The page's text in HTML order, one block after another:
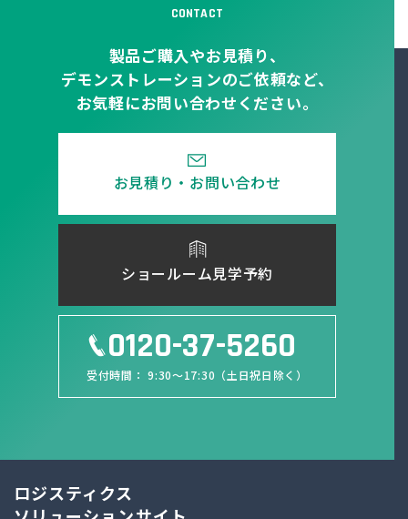
CONTACT
製品ご購入やお見積り、
デモンストレーションのご依頼など、
お気軽にお問い合わせください。
お見積り・お問い合わせ
ショールーム見学予約
0120-37-5260
受付時間： 9:30～17:30（土日祝日除く）
ロジスティクス